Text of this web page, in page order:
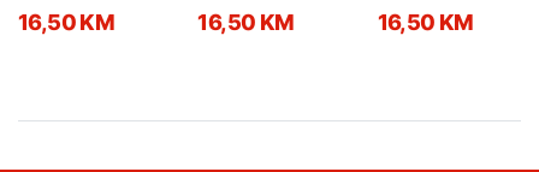
16,50 KM 16,50 KM 16,50 KM